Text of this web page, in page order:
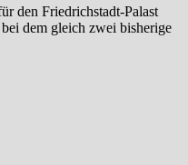
den Friedrichstadt-Palast
dem gleich zwei bisherige